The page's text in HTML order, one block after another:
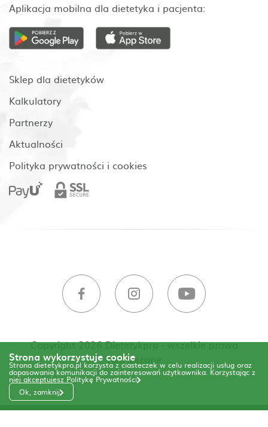
Aplikacja mobilna dla dietetyka i pacjenta:
Sklep dla dietetyków
Kalkulatory
Partnerzy
Aktualności
Polityka prywatności i cookies
Copyright 2026 Dietetykpro - wszelkie prawa
zastrzeżone
Strona wykorzystuje cookie
Strona dietetykpro.pl korzysta z ciasteczek w celu realizacji usług oraz
dopasowania komunikacji do zainteresowań użytkownika. Korzystając z
niej akceptujesz Politykę Prywatności
Ok, zamknij